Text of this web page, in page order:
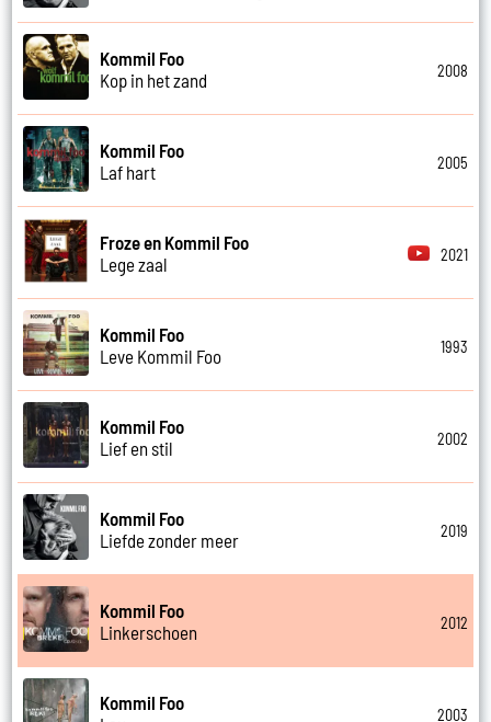
Kommil Foo
Kop in het zand
2008
Kommil Foo
Laf hart
2005
Froze en Kommil Foo
Lege zaal
2021
Kommil Foo
Leve Kommil Foo
1993
Kommil Foo
Lief en stil
2002
Kommil Foo
Liefde zonder meer
2019
Kommil Foo
Linkerschoen
2012
Kommil Foo
2003